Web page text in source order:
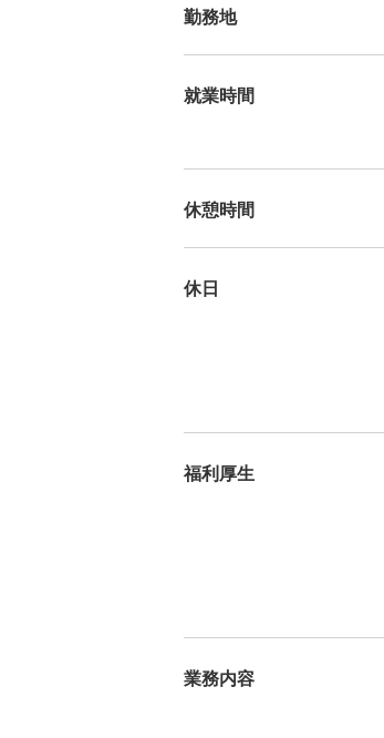
勤務地
就業時間
休憩時間
休日
福利厚生
業務内容